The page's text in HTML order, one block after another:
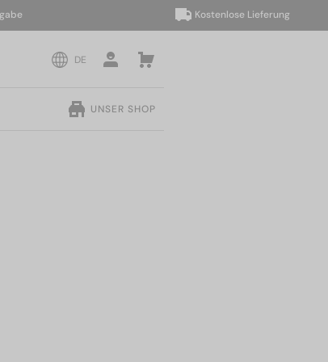
Kostenlose Lieferung
DE
UNSER SHOP